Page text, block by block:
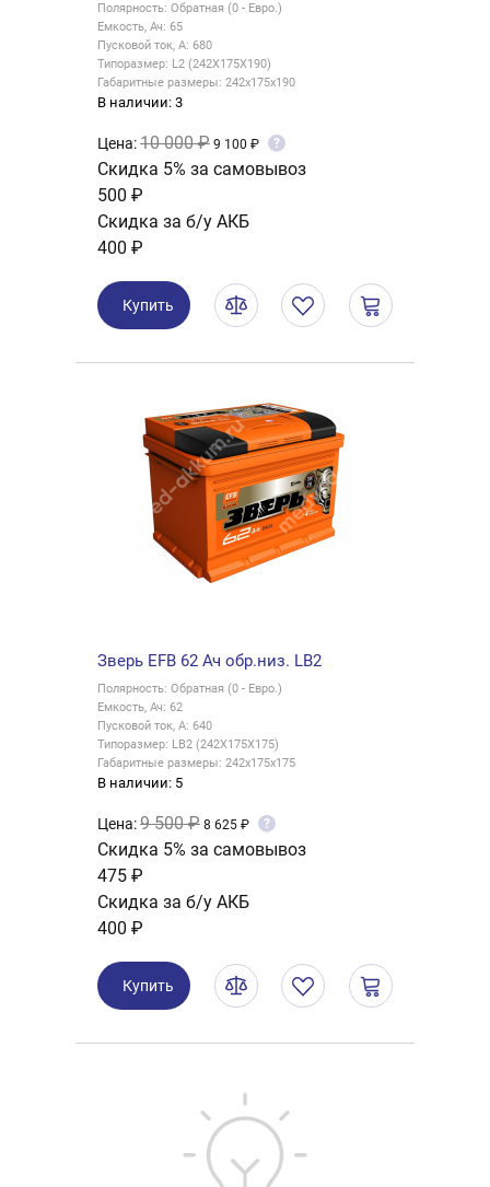
Полярность: Обратная (0 - Евро.)
Емкость, Ач: 65
Пусковой ток, А: 680
Типоразмер: L2 (242X175X190)
Габаритные размеры: 242x175x190
В наличии: 3
Цена:10 000 ₽ 9 100 ₽ ?
Скидка 5% за самовывоз
500 ₽
Скидка за б/у АКБ
400 ₽
Купить
Зверь EFB 62 Ач обр.низ. LB2
Полярность: Обратная (0 - Евро.)
Емкость, Ач: 62
Пусковой ток, А: 640
Типоразмер: LB2 (242X175X175)
Габаритные размеры: 242x175x175
В наличии: 5
Цена:9 500 ₽ 8 625 ₽ ?
Скидка 5% за самовывоз
475 ₽
Скидка за б/у АКБ
400 ₽
Купить